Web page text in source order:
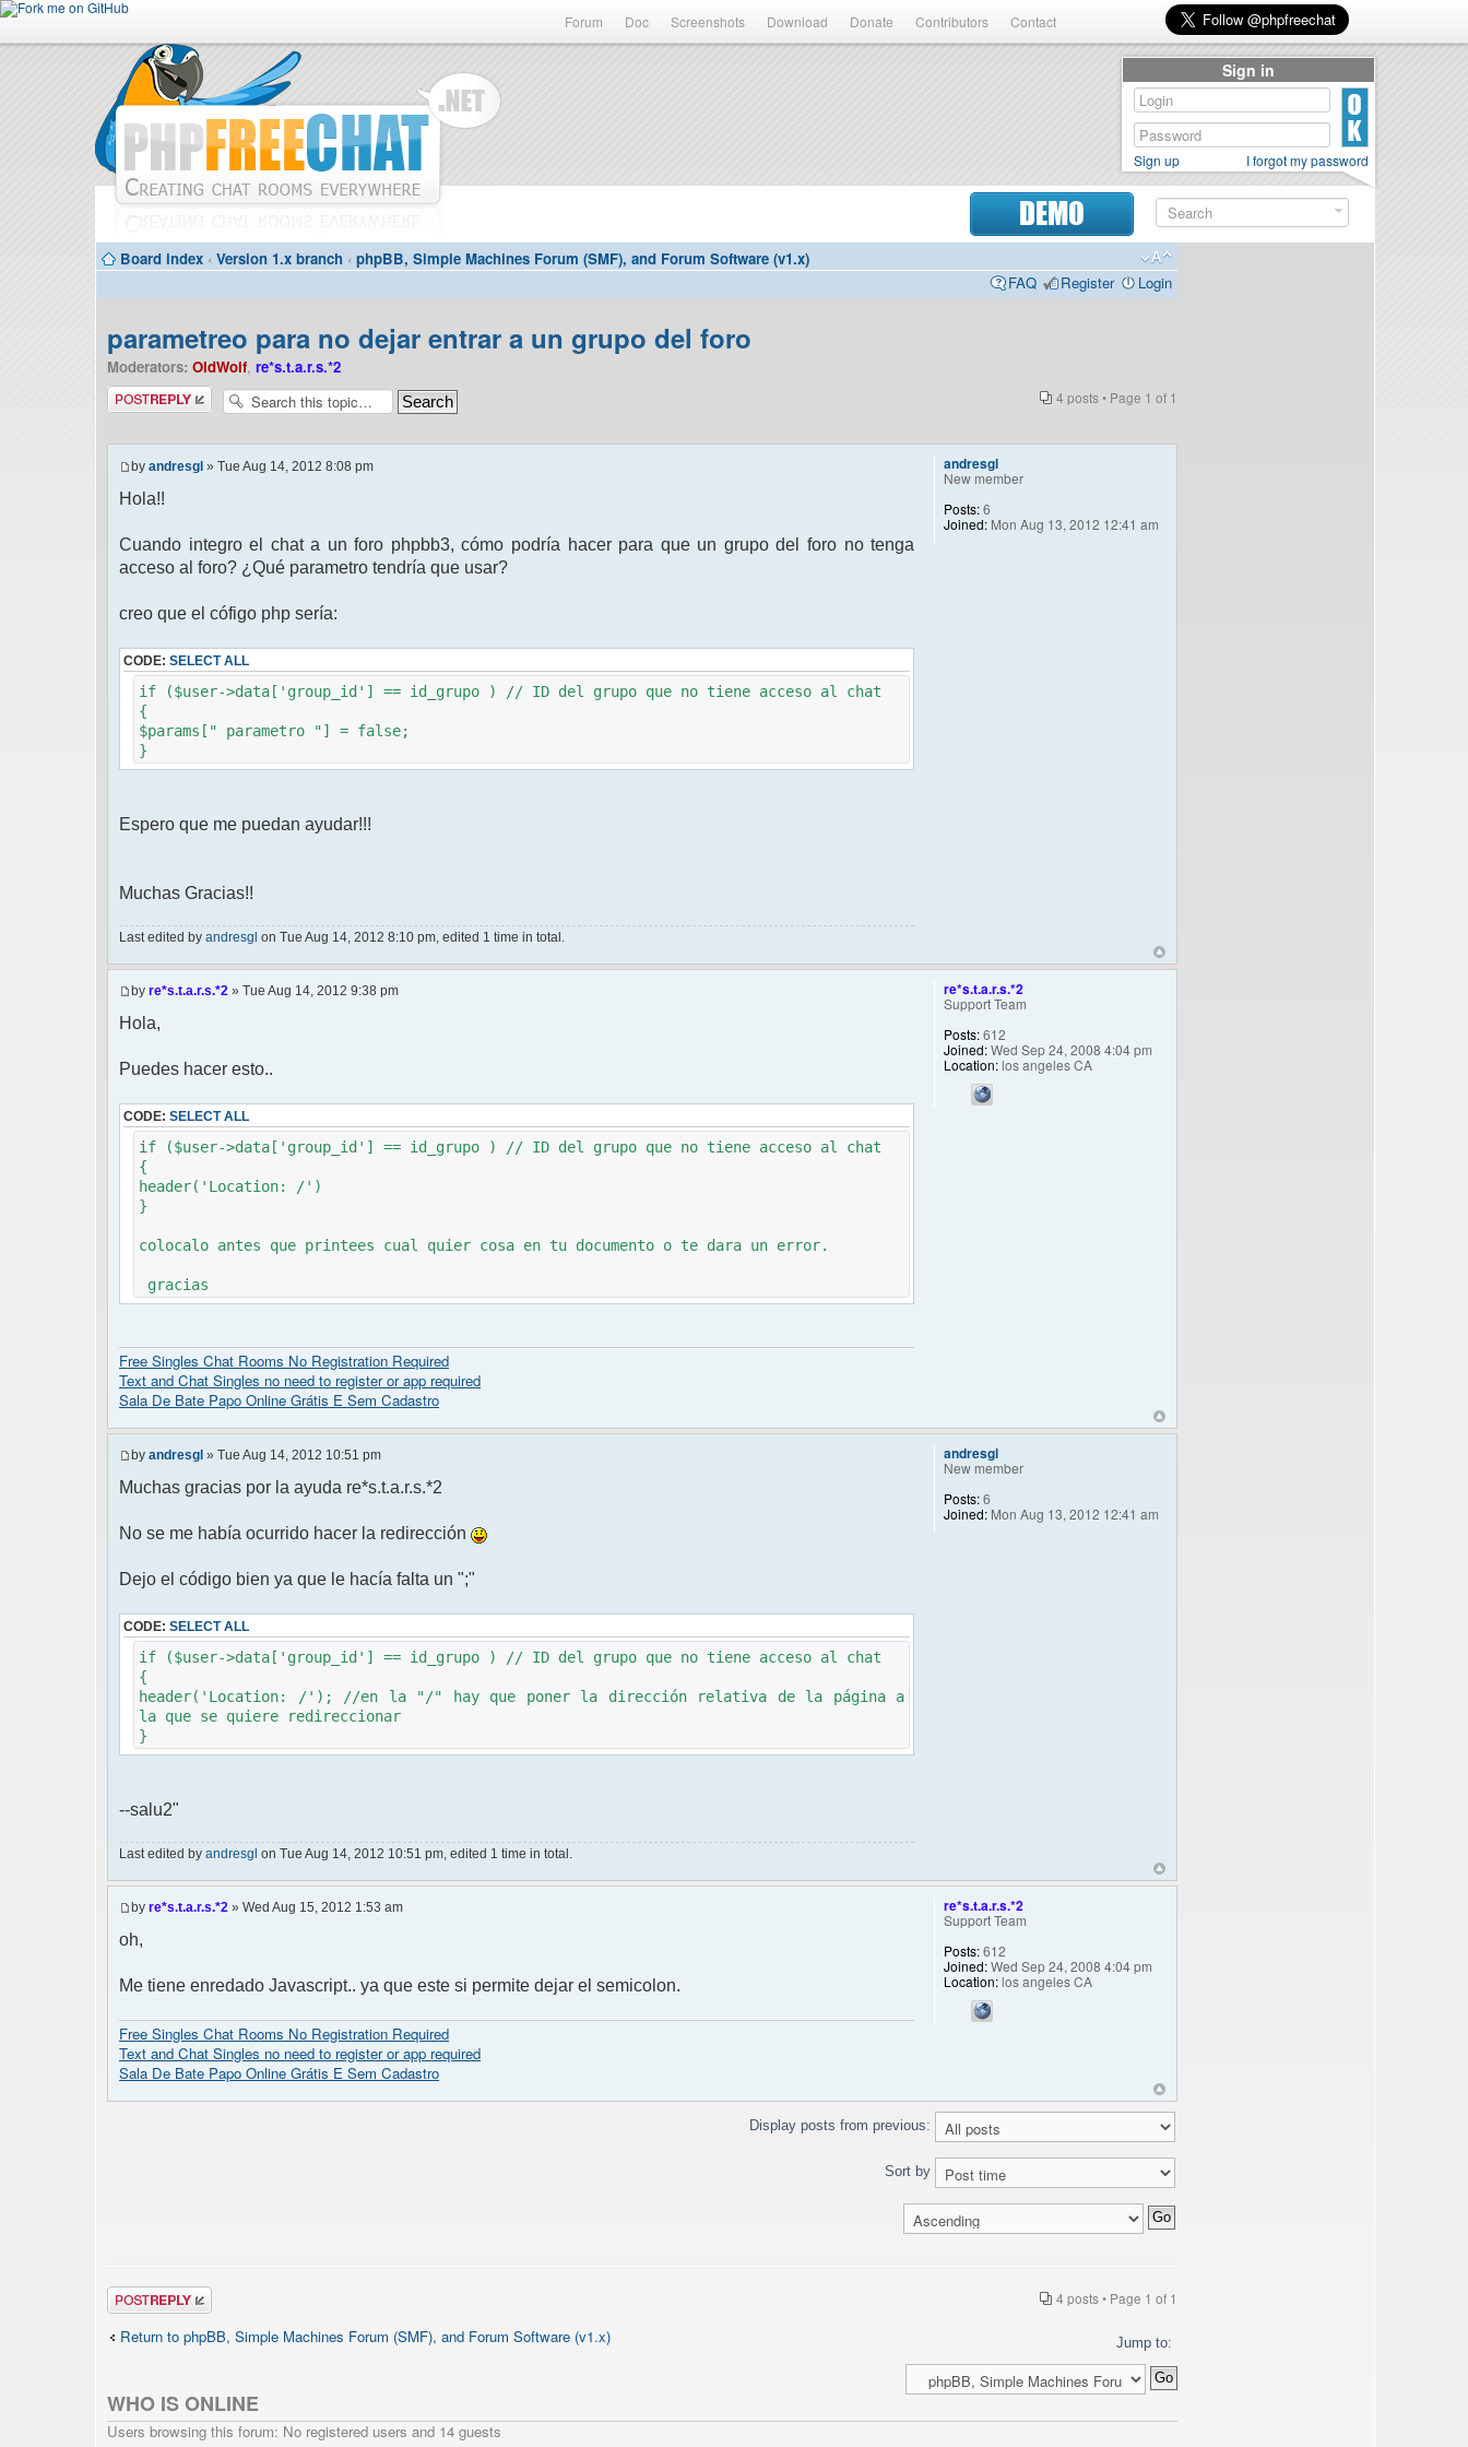
Forum Doc Screenshots Download Donate Contributors Contact
DEMO
Board index ‹ Version 1.x branch ‹ phpBB, Simple Machines Forum (SMF), and Forum Software (v1.x)
FAQ
Register Login
parametreo para no dejar entrar a un grupo del foro
Moderators: OldWolf, re*s.t.a.r.s.*2
Post a reply
4 posts • Page 1 of 1
by andresgl » Tue Aug 14, 2012 8:08 pm
Hola!!
Cuando integro el chat a un foro phpbb3, cómo podría hacer para que un grupo del foro no tenga
acceso al foro? ¿Qué parametro tendría que usar?
creo que el cófigo php sería:
CODE: SELECT ALL
if ($user->data['group_id'] == id_grupo ) // ID del grupo que no tiene acceso al chat
{
$params[" parametro "] = false;
}
Espero que me puedan ayudar!!!
Muchas Gracias!!
Last edited by andresgl on Tue Aug 14, 2012 8:10 pm, edited 1 time in total.
andresgl
New member
Posts:6
Joined: Mon Aug 13, 2012 12:41 am
by re*s.t.a.r.s.*2 » Tue Aug 14, 2012 9:38 pm
Hola,
Puedes hacer esto..
CODE: SELECT ALL
if ($user->data['group_id'] == id_grupo ) // ID del grupo que no tiene acceso al chat
{
header('Location: /')
}
colocalo antes que printees cual quier cosa en tu documento o te dara un error.
gracias
Free Singles Chat Rooms No Registration Required
Text and Chat Singles no need to register or app required
Sala De Bate Papo Online Grátis E Sem Cadastro
re*s.t.a.r.s.*2
Support Team
Posts:612
Joined:Wed Sep 24, 2008 4:04 pm
Location:los angeles CA
by andresgl » Tue Aug 14, 2012 10:51 pm
Muchas gracias por la ayuda re*s.t.a.r.s.*2
No se me había ocurrido hacer la redirección
Dejo el código bien ya que le hacía falta un ";"
CODE: SELECT ALL
if ($user->data['group_id'] == id_grupo ) // ID del grupo que no tiene acceso al chat
{
header('Location: /'); //en la "/" hay que poner la dirección relativa de la página a
la que se quiere redireccionar
}
--salu2"
Last edited by andresgl on Tue Aug 14, 2012 10:51 pm, edited 1 time in total.
andresgl
New member
Posts:6
Joined: Mon Aug 13, 2012 12:41 am
by re*s.t.a.r.s.*2 » Wed Aug 15, 2012 1:53 am
oh,
Me tiene enredado Javascript.. ya que este si permite dejar el semicolon.
Free Singles Chat Rooms No Registration Required
Text and Chat Singles no need to register or app required
Sala De Bate Papo Online Grátis E Sem Cadastro
re*s.t.a.r.s.*2
Support Team
Posts:612
Joined:Wed Sep 24, 2008 4:04 pm
Location:los angeles CA
Display posts from previous:
Sort by
Post a reply 4 posts • Page 1 of 1
Return to phpBB, Simple Machines Forum (SMF), and Forum Software (v1.x) Jump to:
WHO IS ONLINE
Users browsing this forum: No registered users and 14 guests
Sign in
Sign up I forgot my password